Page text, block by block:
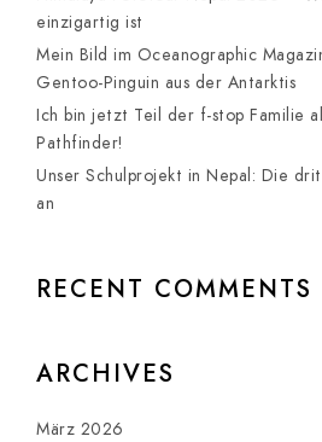
einzigartig ist
Mein Bild im Oceanographic
Gentoo-Pinguin aus der Antarktis
Ich bin jetzt Teil der f-stop Familie
Pathfinder!
Unser Schulprojekt in Nepal: Die
an
RECENT COMMENTS
ARCHIVES
März 2026